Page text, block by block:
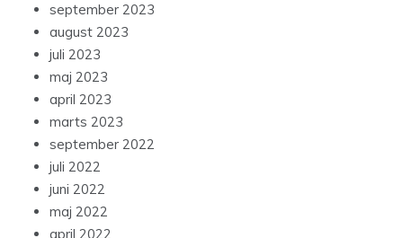
september 2023
august 2023
juli 2023
maj 2023
april 2023
marts 2023
september 2022
juli 2022
juni 2022
maj 2022
april 2022